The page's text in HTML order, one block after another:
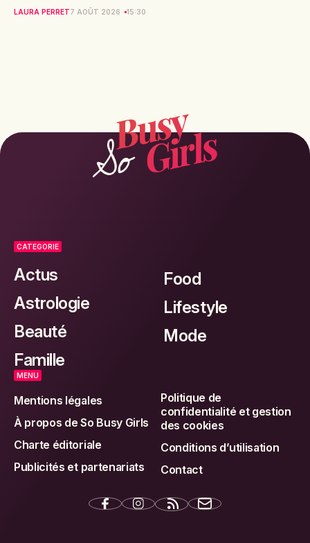
LAURA PERRET7 AOÛT 2026 15:30
CATEGORIE
Actus
Astrologie
Beauté
Famille
Food
Lifestyle
Mode
MENU
Mentions légales
À propos de So Busy Girls
Charte éditoriale
Publicités et partenariats
Politique de
confidentialité et gestion
des cookies
Conditions d’utilisation
Contact